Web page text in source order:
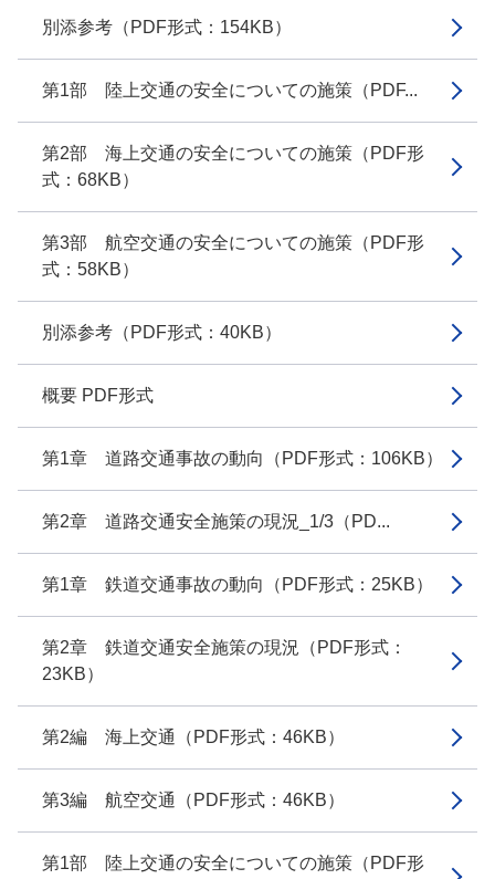
別添参考（PDF形式：154KB）
第1部 陸上交通の安全についての施策（PDF...
第2部 海上交通の安全についての施策（PDF形
式：68KB）
第3部 航空交通の安全についての施策（PDF形
式：58KB）
別添参考（PDF形式：40KB）
概要 PDF形式
第1章 道路交通事故の動向（PDF形式：106KB）
第2章 道路交通安全施策の現況_1/3（PD...
第1章 鉄道交通事故の動向（PDF形式：25KB）
第2章 鉄道交通安全施策の現況（PDF形式：
23KB）
第2編 海上交通（PDF形式：46KB）
第3編 航空交通（PDF形式：46KB）
第1部 陸上交通の安全についての施策（PDF形